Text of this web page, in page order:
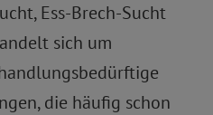
Ess-Brech-Sucht
sich um
die häufig schon